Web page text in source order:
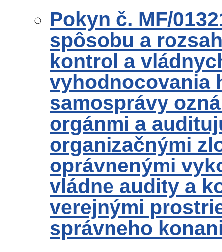
Pokyn č. MF/
spôsobu a
kontrol a
vyhodnocovania
samosprávy
orgánmi a
organizačnými
oprávnenými
vládne audity a
verejnými
správneho